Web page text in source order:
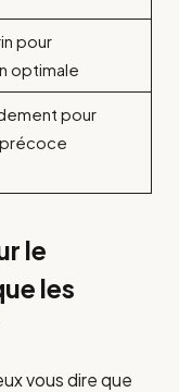
pour
optimale
pour
le
les
vous dire que